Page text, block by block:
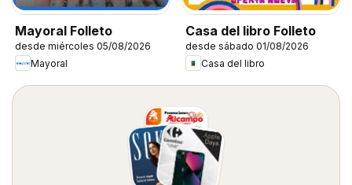
Mayoral Folleto
desde miércoles 05/08/2026
Mayoral
Casa del libro Folleto
desde sábado 01/08/2026
Casa del libro